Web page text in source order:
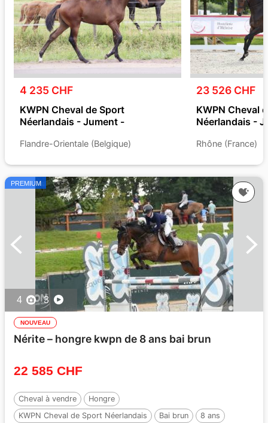
4 235 CHF
KWPN Cheval de Sport
Néerlandais - Jument -
Flandre-Orientale (Belgique)
23 526 CHF
KWPN Cheval
Néerlandais -
Rhône (France)
PREMIUM
4 3
NOUVEAU
Nérite – hongre kwpn de 8 ans bai brun
22 585 CHF
Cheval à vendre
Hongre
KWPN Cheval de Sport Néerlandais
Bai brun
8 ans